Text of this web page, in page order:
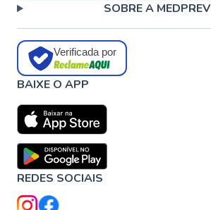
SOBRE A MEDPREV
Verificada por
BAIXE O APP
REDES SOCIAIS